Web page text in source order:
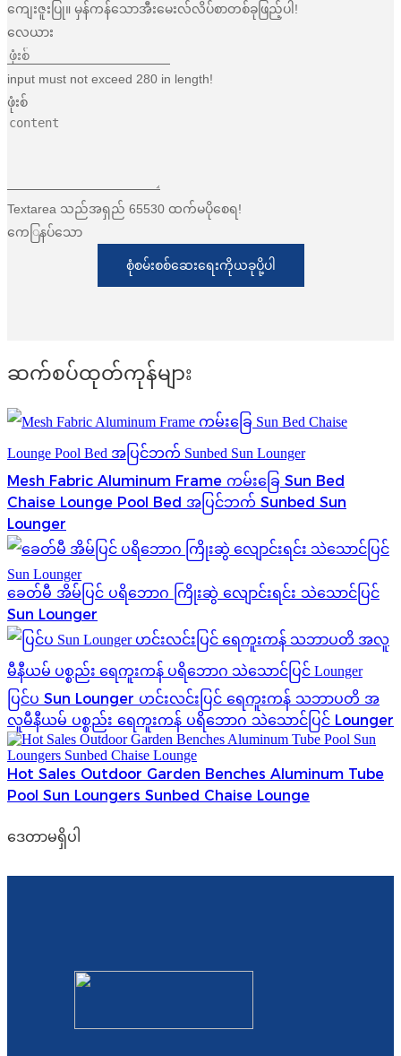
ကျေးဇူးပြု။ မှန်ကန်သောအီးမေးလ်လိပ်စာတစ်ခုဖြည့်ပါ!
လေယား
input must not exceed 280 in length!
ဖုံးစ်
Textarea သည်အရှည် 65530 ထက်မပိုစေရ!
ကေြနပ်သော
စုံစမ်းစစ်ဆေးရေးကိုယခုပို့ပါ
ဆက်စပ်ထုတ်ကုန်များ
Mesh Fabric Aluminum Frame ကမ်းခြေ Sun Bed
Chaise Lounge Pool Bed အပြင်ဘက် Sunbed Sun
Lounger
ခေတ်မီ အိမ်ပြင် ပရိဘောဂ ကြိုးဆွဲ လျောင်းရင်း သဲသောင်ပြင်
Sun Lounger
ပြင်ပ Sun Lounger ဟင်းလင်းပြင် ရေကူးကန် သဘာပတိ အ
လူမီနီယမ် ပစ္စည်း ရေကူးကန် ပရိဘောဂ သဲသောင်ပြင် Lounger
Hot Sales Outdoor Garden Benches Aluminum Tube
Pool Sun Loungers Sunbed Chaise Lounge
ဒေတာမရှိပါ